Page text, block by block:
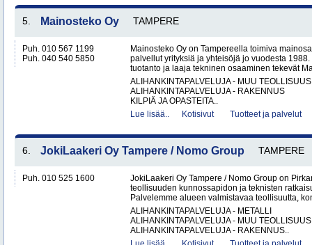
5. Mainosteko Oy TAMPERE
Puh. 010 567 1199
Puh. 040 540 5850
Mainosteko Oy on Tampereella toimiva
palvellut yrityksiä ja yhteisöjä jo vuodesta
tuotanto ja laaja tekninen osaaminen tekevät
ALIHANKINTAPALVELUJA - MUU TEOLLISUUS
ALIHANKINTAPALVELUJA - RAKENNUS
KILPIÄ JA OPASTEITA..
Lue lisää..
Kotisivut Tuotteet ja palvelut
6. JokiLaakeri Oy Tampere / Nomo Group TAMPERE
Puh. 010 525 1600
JokiLaakeri Oy Tampere / Nomo Group on
teollisuuden kunnossapidon ja teknisten
Palvelemme alueen valmistavaa teollisuutta,
ALIHANKINTAPALVELUJA - METALLI
ALIHANKINTAPALVELUJA - MUU TEOLLISUUS
ALIHANKINTAPALVELUJA - RAKENNUS..